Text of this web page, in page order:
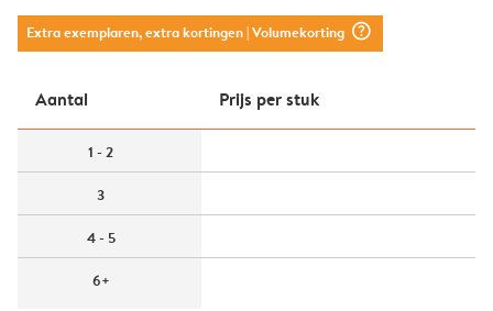
Extra exemplaren, extra kortingen| Volumekorting question_mark_circle
Aantal Prijs per stuk
1 - 2
3
4 - 5
6+